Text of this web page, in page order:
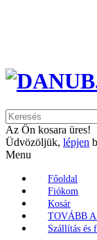
Az Ön kosara üres!
Üdvözöljük, lépjen
Menu
Főoldal
Fiókom
Kosár
TOVÁBB
Szállítás és